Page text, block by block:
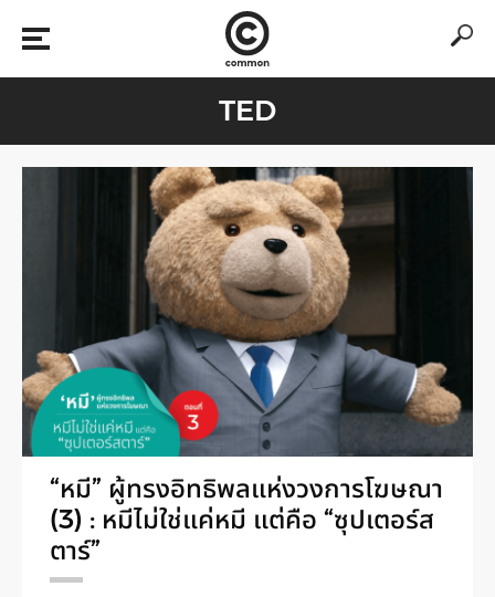
TED
“หมี” ผู้ทรงอิทธิพลแห่งวงการโฆษณา
(3) : หมีไม่ใช่แค่หมี แต่คือ “ซุปเตอร์ส
ตาร์”